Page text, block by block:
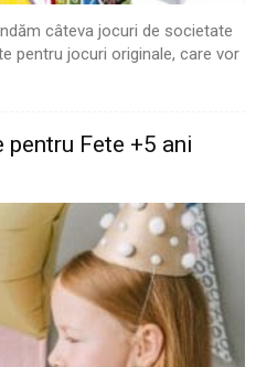
câteva jocuri de societate
pentru jocuri originale, care vor
Fete +5 ani